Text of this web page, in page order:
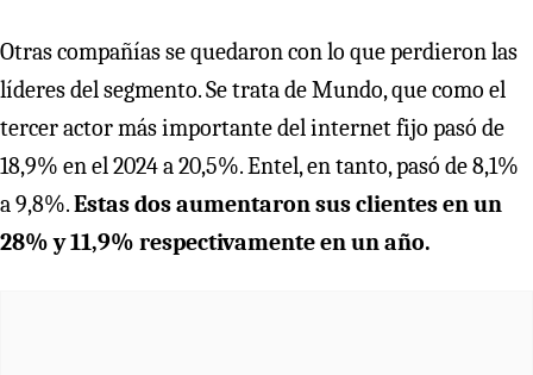
Otras compañías se quedaron con lo que perdieron las
líderes del segmento. Se trata de Mundo, que como el
tercer actor más importante del internet fijo pasó de
18,9% en el 2024 a 20,5%. Entel, en tanto, pasó de 8,1%
a 9,8%.Estas dos aumentaron sus clientes en un
28% y 11,9% respectivamente en un año.